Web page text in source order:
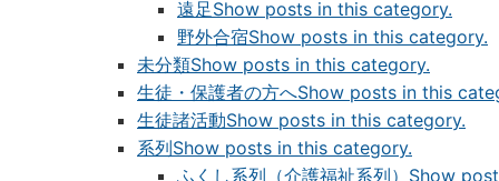
遠足Show posts in this category.
野外合宿Show posts in this category.
未分類Show posts in this category.
生徒・保護者の方へShow posts in this
生徒諸活動Show posts in this category.
系列Show posts in this category.
ふくし系列（介護福祉系列） Show